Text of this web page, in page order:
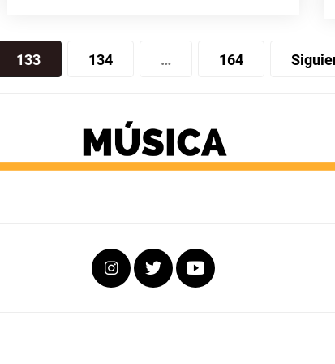
133 134 … 164
InstagramTwitterYoutube